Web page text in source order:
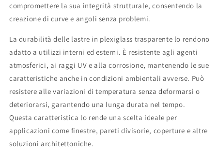
compromettere la sua integrità strutturale, consentendo la
creazione di curve e angoli senza problemi.
La durabilità delle lastre in plexiglass trasparente lo rendono
adatto a utilizzi interni ed esterni. È resistente agli agenti
atmosferici, ai raggi UV e alla corrosione, mantenendo le sue
caratteristiche anche in condizioni ambientali avverse. Può
resistere alle variazioni di temperatura senza deformarsi o
deteriorarsi, garantendo una lunga durata nel tempo.
Questa caratteristica lo rende una scelta ideale per
applicazioni come finestre, pareti divisorie, coperture e altre
soluzioni architettoniche.